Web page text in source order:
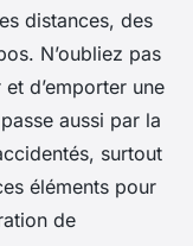
distances, des
N’oubliez pas
d’emporter une
aussi par la
surtout
éléments pour
de